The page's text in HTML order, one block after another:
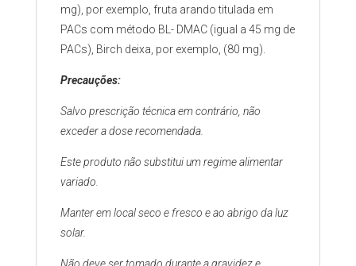
mg), por exemplo, fruta arando titulada em
PACs com método BL- DMAC (igual a 45 mg de
PACs), Birch deixa, por exemplo, (80 mg).
Precauções:
Salvo prescrição técnica em contrário, não
exceder a dose recomendada.
Este produto não substitui um regime alimentar
variado.
Manter em local seco e fresco e ao abrigo da luz
solar.